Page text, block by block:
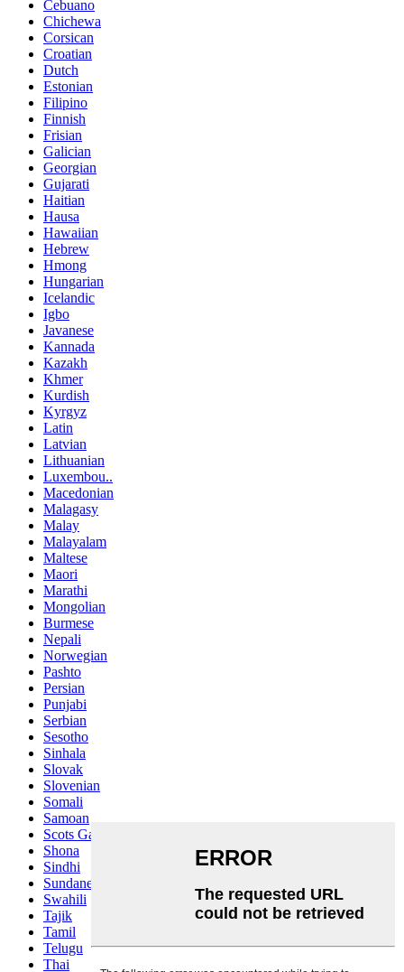
Cebuano
Chichewa
Corsican
Croatian
Dutch
Estonian
Filipino
Finnish
Frisian
Galician
Georgian
Gujarati
Haitian
Hausa
Hawaiian
Hebrew
Hmong
Hungarian
Icelandic
Igbo
Javanese
Kannada
Kazakh
Khmer
Kurdish
Kyrgyz
Latin
Latvian
Lithuanian
Luxembou..
Macedonian
Malagasy
Malay
Malayalam
Maltese
Maori
Marathi
Mongolian
Burmese
Nepali
Norwegian
Pashto
Persian
Punjabi
Serbian
Sesotho
Sinhala
Slovak
Slovenian
Somali
Samoan
Scots Gaelic
Shona
Sindhi
Sundanese
Swahili
Tajik
Tamil
Telugu
Thai